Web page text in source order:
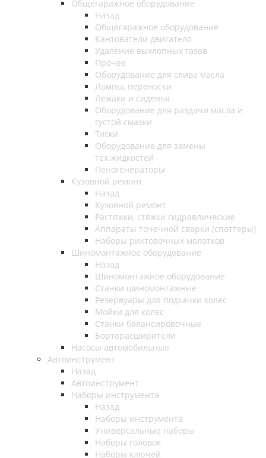
Общегаражное оборудование
Назад
Общегаражное оборудование
Кантователи двигателя
Удаление выхлопных газов
Прочее
Оборудование для слива масла
Лампы, переноски
Лежаки и сиденья
Оборудование для раздачи масла и
густой смазки
Тиски
Оборудование для замены
тех.жидкостей
Пеногенераторы
Кузовной ремонт
Назад
Кузовной ремонт
Растяжки, стяжки гидравлические
Аппараты точечной сварки (споттеры)
Наборы рихтовочных молотков
Шиномонтажное оборудование
Назад
Шиномонтажное оборудование
Станки шиномонтажные
Резервуары для подкачки колес
Мойки для колес
Станки балансировочные
Борторасширители
Насосы автомобильные
Автоинструмент
Назад
Автоинструмент
Наборы инструмента
Назад
Наборы инструмента
Универсальные наборы
Наборы головок
Наборы ключей